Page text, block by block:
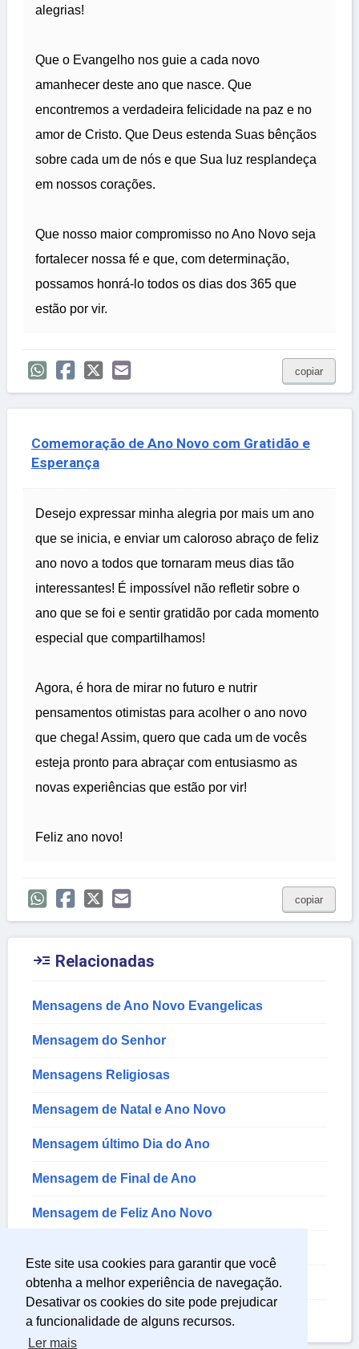
Este site usa cookies para garantir que você
obtenha a melhor experiência de navegação.
Desativar os cookies do site pode prejudicar
a funcionalidade de alguns recursos.
Ler mais
alegrias!
Que o Evangelho nos guie a cada novo
amanhecer deste ano que nasce. Que
encontremos a verdadeira felicidade na paz e no
amor de Cristo. Que Deus estenda Suas bênçãos
sobre cada um de nós e que Sua luz resplandeça
em nossos corações.
Que nosso maior compromisso no Ano Novo seja
fortalecer nossa fé e que, com determinação,
possamos honrá-lo todos os dias dos 365 que
estão por vir.
copiar
Comemoração de Ano Novo com Gratidão e
Esperança
Desejo expressar minha alegria por mais um ano
que se inicia, e enviar um caloroso abraço de feliz
ano novo a todos que tornaram meus dias tão
interessantes! É impossível não refletir sobre o
ano que se foi e sentir gratidão por cada momento
especial que compartilhamos!
Agora, é hora de mirar no futuro e nutrir
pensamentos otimistas para acolher o ano novo
que chega! Assim, quero que cada um de vocês
esteja pronto para abraçar com entusiasmo as
novas experiências que estão por vir!
Feliz ano novo!
copiar
 Relacionadas
Mensagens de Ano Novo Evangelicas
Mensagem do Senhor
Mensagens Religiosas
Mensagem de Natal e Ano Novo
Mensagem último Dia do Ano
Mensagem de Final de Ano
Mensagem de Feliz Ano Novo
Mensagem de Ano Novo
Mensagem de Agradecimento a Deus